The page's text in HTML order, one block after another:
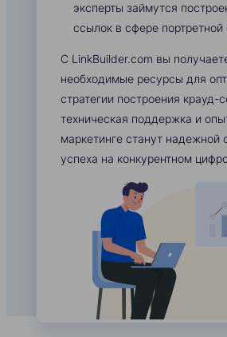
эксперты займутся
ссылок в сфере портретной
С LinkBuilder.com вы
необходимые ресурсы для
стратегии построения крауд-
техническая поддержка и
маркетинге станут надежной
успеха на конкурентном